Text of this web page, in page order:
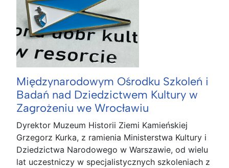
Międzynarodowym Ośrodku Szkoleń i
Badań nad Dziedzictwem Kultury w
Zagrożeniu we Wrocławiu
Dyrektor Muzeum Historii Ziemi Kamieńskiej
Grzegorz Kurka, z ramienia Ministerstwa Kultury i
Dziedzictwa Narodowego w Warszawie, od wielu
lat uczestniczy w specjalistycznych szkoleniach z